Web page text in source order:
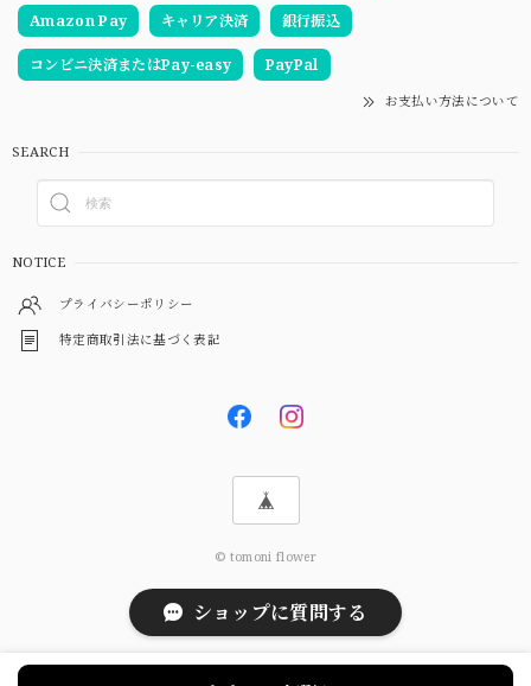
Amazon Pay キャリア決済 銀行振込
コンビニ決済またはPay-easy PayPal
お支払い方法について
SEARCH
NOTICE
プライバシーポリシー
特定商取引法に基づく表記
© tomoni flower
ショップに質問する